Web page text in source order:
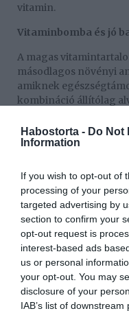
Habostorta - Do Not
Information
If you wish to opt-out of
processing of your
targeted advertising by
section to confirm your
opt-out request is
interest-based ads
us or personal
your opt-out. You may
disclosure of your
IAB’s list of
vitamin.
Vitaminbomba és jó
A magas
másodlagos növényi
amiknek
kombináció állítólag
kialakulásától, mint a
és érrendszeri
fogyasztásából,
baktériumok
mikrobiomra – az
immunvédekezésre is.
nekiállunk, és
Fermentálás
Ha szívesen
neked egy egyszerű
garantált a